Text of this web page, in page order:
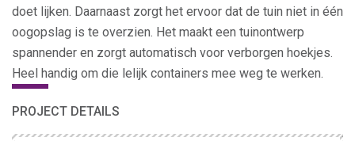
doet lijken. Daarnaast zorgt het ervoor dat de tuin niet in één
oogopslag is te overzien. Het maakt een tuinontwerp
spannender en zorgt automatisch voor verborgen hoekjes.
Heel handig om die lelijk containers mee weg te werken.
PROJECT DETAILS